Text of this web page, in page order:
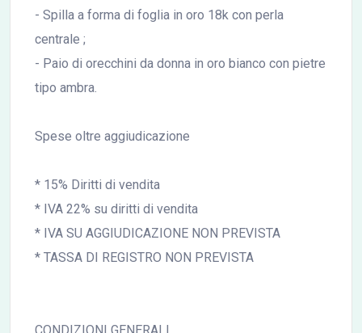
- Spilla a forma di foglia in oro 18k con perla
centrale ;
- Paio di orecchini da donna in oro bianco con pietre
tipo ambra.
Spese oltre aggiudicazione
* 15% Diritti di vendita
* IVA 22% su diritti di vendita
* IVA SU AGGIUDICAZIONE NON PREVISTA
* TASSA DI REGISTRO NON PREVISTA